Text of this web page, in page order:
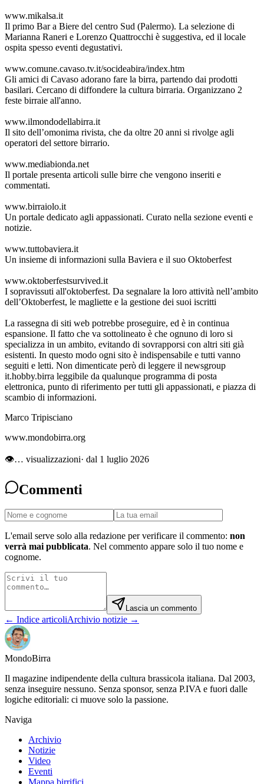
www.mikalsa.it
Il primo Bar a Biere del centro Sud (Palermo). La selezione di
Marianna Raneri e Lorenzo Quattrocchi è suggestiva, ed il locale
ospita spesso eventi degustativi.
www.comune.cavaso.tv.it/socideabira/index.htm
Gli amici di Cavaso adorano fare la birra, partendo dai prodotti
basilari. Cercano di diffondere la cultura birraria. Organizzano 2
feste birraie all'anno.
www.ilmondodellabirra.it
Il sito dell’omonima rivista, che da oltre 20 anni si rivolge agli
operatori del settore birrario.
www.mediabionda.net
Il portale presenta articoli sulle birre che vengono inseriti e
commentati.
www.birraiolo.it
Un portale dedicato agli appassionati. Curato nella sezione eventi e
notizie.
www.tuttobaviera.it
Un insieme di informazioni sulla Baviera e il suo Oktoberfest
www.oktoberfestsurvived.it
I sopravissuti all'oktoberfest. Da segnalare la loro attività nell’ambito
dell’Oktoberfest, le magliette e la gestione dei suoi iscritti
La rassegna di siti web potrebbe proseguire, ed è in continua
espansione. Il fatto che va sottolineato è che ognuno di loro si
specializza in un ambito, evitando di sovrapporsi con altri siti già
esistenti. In questo modo ogni sito è indispensabile e tutti vanno
seguiti e letti. Non dimenticate però di leggere il newsgroup
it.hobby.birra leggibile da qualunque programma di posta
elettronica, punto di riferimento per tutti gli appassionati, e piazza di
scambio di informazioni.
Marco Tripisciano
www.mondobirra.org
👁… visualizzazioni· dal 1 luglio 2026
Commenti
L'email serve solo alla redazione per verificare il commento: non
verrà mai pubblicata. Nel commento appare solo il tuo nome e
cognome.
Lascia un commento
← Indice articoliArchivio notizie →
MondoBirra
Il magazine indipendente della cultura brassicola italiana. Dal 2003,
senza inseguire nessuno. Senza sponsor, senza P.IVA e fuori dalle
logiche editoriali: ci muove solo la passione.
Naviga
Archivio
Notizie
Video
Eventi